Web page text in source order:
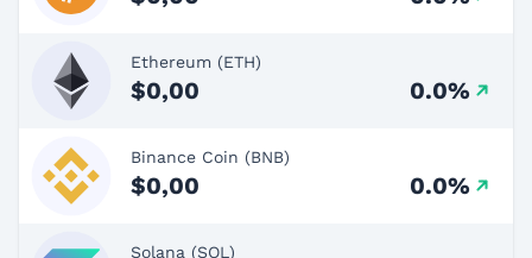
Ethereum (ETH)
$0,00 0.0%
Binance Coin (BNB)
$0,00 0.0%
Solana (SOL)